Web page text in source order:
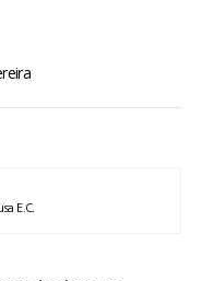
E.C.